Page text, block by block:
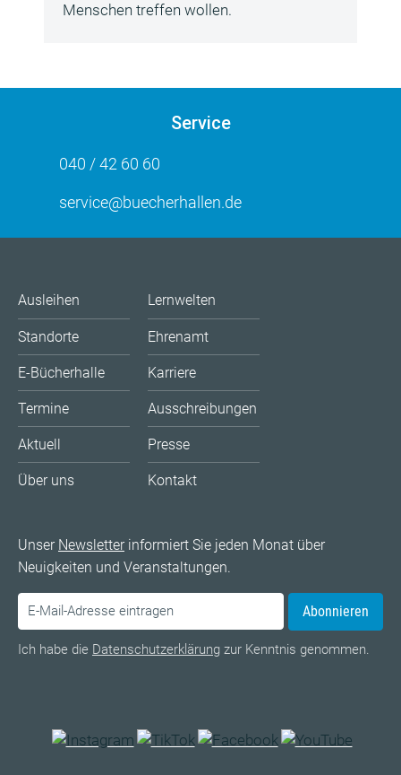
Menschen treffen wollen.
Service
040 / 42 60 60
service@buecherhallen.de
Ausleihen
Standorte
E-Bücherhalle
Termine
Aktuell
Über uns
Lernwelten
Ehrenamt
Karriere
Ausschreibungen
Presse
Kontakt
Unser Newsletterinformiert Sie jeden Monat über
Neuigkeiten und Veranstaltungen.
Abonnieren
Ich habe die Datenschutzerklärung zur Kenntnis genommen.